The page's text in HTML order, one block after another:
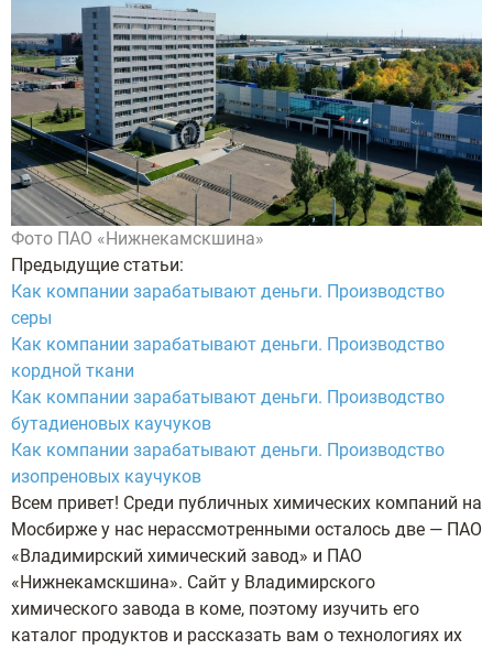
Фото ПАО «Нижнекамскшина»
Предыдущие статьи:
Как компании зарабатывают деньги. Производство
серы
Как компании зарабатывают деньги. Производство
кордной ткани
Как компании зарабатывают деньги. Производство
бутадиеновых каучуков
Как компании зарабатывают деньги. Производство
изопреновых каучуков
Всем привет! Среди публичных химических компаний на
Мосбирже у нас нерассмотренными осталось две — ПАО
«Владимирский химический завод» и ПАО
«Нижнекамскшина». Сайт у Владимирского
химического завода в коме, поэтому изучить его
каталог продуктов и рассказать вам о технологиях их